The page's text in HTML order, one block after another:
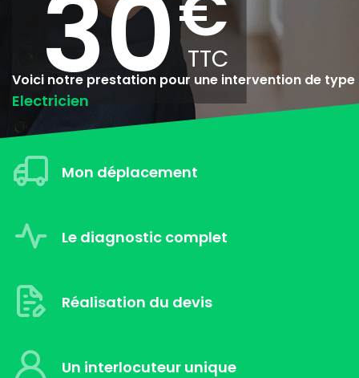
30
Voici notre prestation pour une intervention de type
Electricien
Mon déplacement
Le diagnostic complet
Réalisation du devis
Un interlocuteur unique